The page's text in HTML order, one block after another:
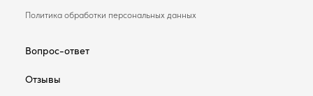
Политика обработки персональных данных
Вопрос-ответ
Отзывы